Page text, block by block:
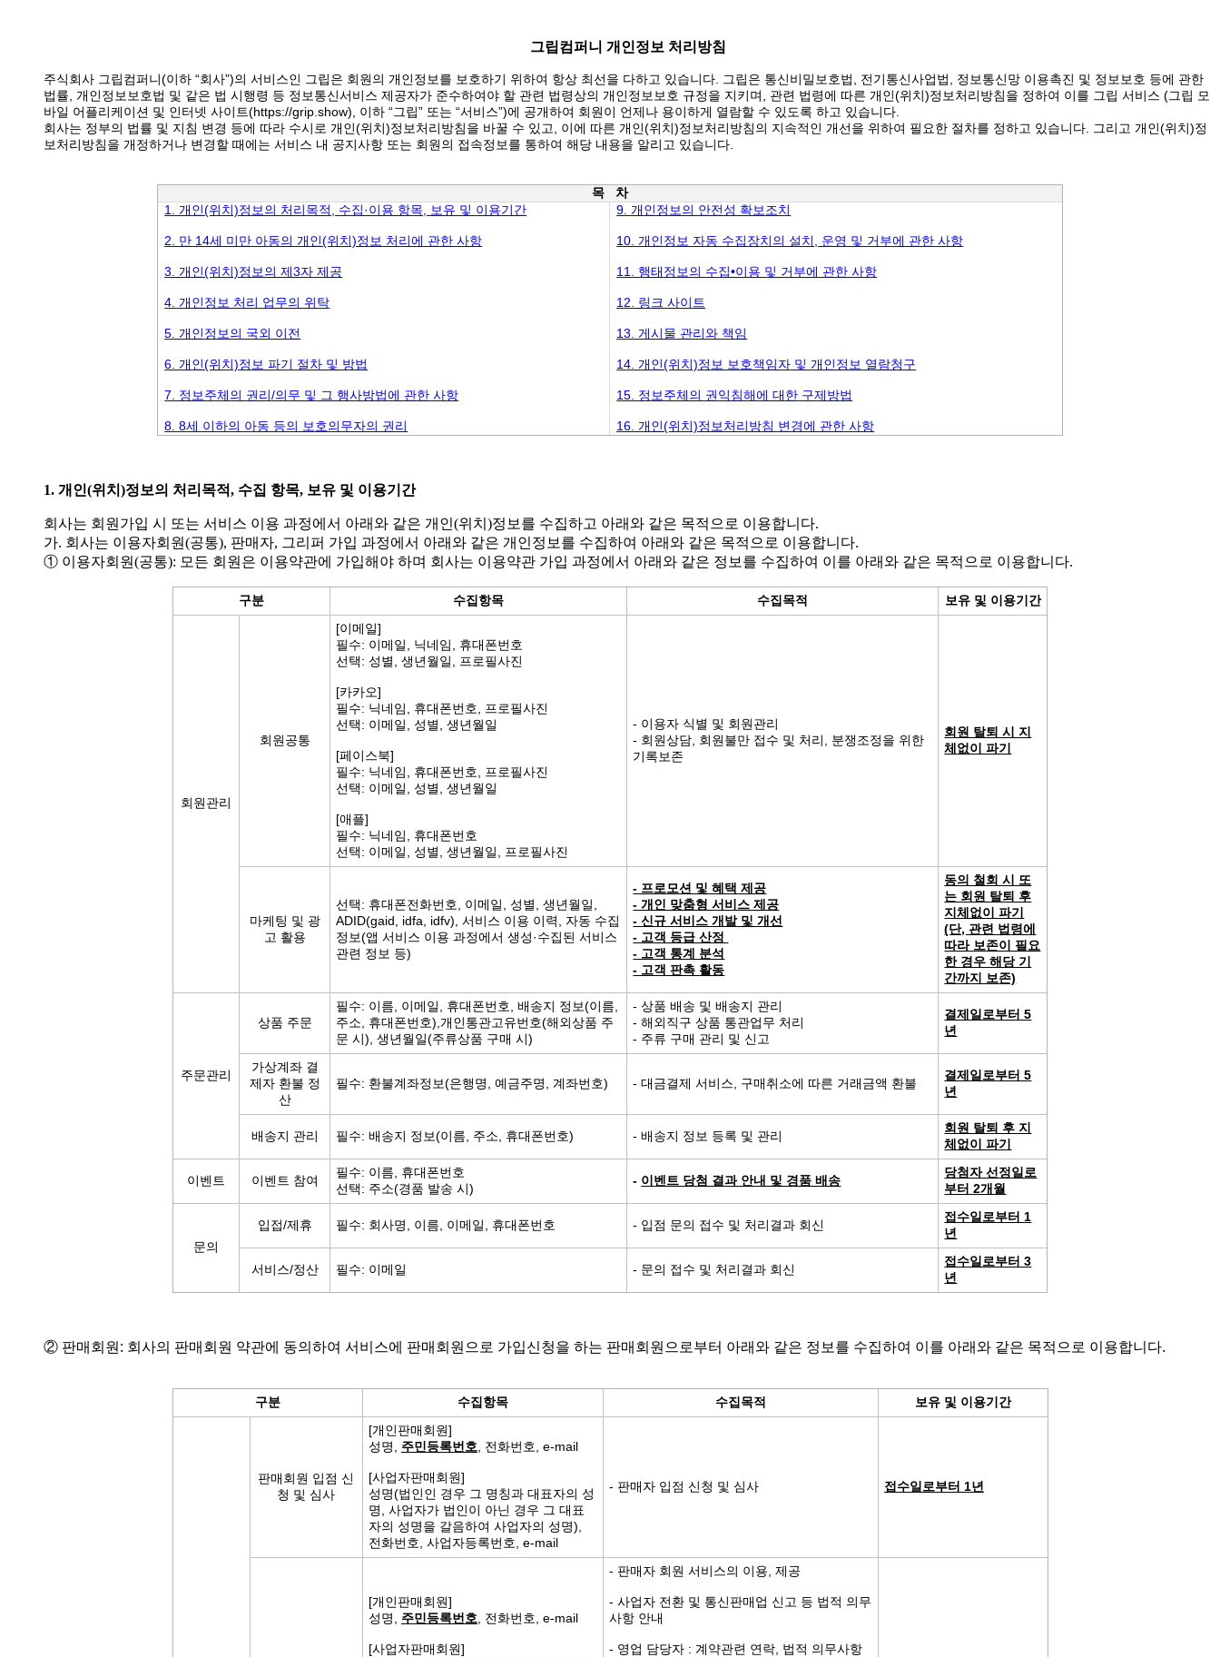
그립컴퍼니 개인정보 처리방침
주식회사 그립컴퍼니(이하 “회사”)의 서비스인 그립은 회원의 개인정보를 보호하기 위하여 항상 최선을 다하고 있습니다. 그립은 통신비밀보호법, 전기통신사업법, 정보통신망 이용촉진 및 정보보호 등에 관한
법률, 개인정보보호법 및 같은 법 시행령 등 정보통신서비스 제공자가 준수하여야 할 관련 법령상의 개인정보보호 규정을 지키며, 관련 법령에 따른 개인(위치)정보처리방침을 정하여 이를 그립 서비스 (그립 모
바일 어플리케이션 및 인터넷 사이트(https://grip.show), 이하 “그립” 또는 “서비스”)에 공개하여 회원이 언제나 용이하게 열람할 수 있도록 하고 있습니다.
회사는 정부의 법률 및 지침 변경 등에 따라 수시로 개인(위치)정보처리방침을 바꿀 수 있고, 이에 따른 개인(위치)정보처리방침의 지속적인 개선을 위하여 필요한 절차를 정하고 있습니다. 그리고 개인(위치)정
보처리방침을 개정하거나 변경할 때에는 서비스 내 공지사항 또는 회원의 접속정보를 통하여 해당 내용을 알리고 있습니다.
목 차
1. 개인(위치)정보의 처리목적, 수집·이용 항목, 보유 및 이용기간
2. 만 14세 미만 아동의 개인(위치)정보 처리에 관한 사항
3. 개인(위치)정보의 제3자 제공
4. 개인정보 처리 업무의 위탁
5. 개인정보의 국외 이전
6. 개인(위치)정보 파기 절차 및 방법
7. 정보주체의 권리/의무 및 그 행사방법에 관한 사항
8. 8세 이하의 아동 등의 보호의무자의 권리
9. 개인정보의 안전성 확보조치
10. 개인정보 자동 수집장치의 설치, 운영 및 거부에 관한 사항
11. 행태정보의 수집•이용 및 거부에 관한 사항
12. 링크 사이트
13. 게시물 관리와 책임
14. 개인(위치)정보 보호책임자 및 개인정보 열람청구
15. 정보주체의 권익침해에 대한 구제방법
16. 개인(위치)정보처리방침 변경에 관한 사항
1. 개인(위치)정보의 처리목적, 수집 항목, 보유 및 이용기간
회사는 회원가입 시 또는 서비스 이용 과정에서 아래와 같은 개인(위치)정보를 수집하고 아래와 같은 목적으로 이용합니다.
가. 회사는 이용자회원(공통), 판매자, 그리퍼 가입 과정에서 아래와 같은 개인정보를 수집하여 아래와 같은 목적으로 이용합니다.
① 이용자회원(공통): 모든 회원은 이용약관에 가입해야 하며 회사는 이용약관 가입 과정에서 아래와 같은 정보를 수집하여 이를 아래와 같은 목적으로 이용합니다.
구분 수집항목 수집목적 보유 및 이용기간
회원관리
회원공통
[이메일]
필수: 이메일, 닉네임, 휴대폰번호
선택: 성별, 생년월일, 프로필사진
[카카오]
필수: 닉네임, 휴대폰번호, 프로필사진
선택: 이메일, 성별, 생년월일
[페이스북]
필수: 닉네임, 휴대폰번호, 프로필사진
선택: 이메일, 성별, 생년월일
[애플]
필수: 닉네임, 휴대폰번호
선택: 이메일, 성별, 생년월일, 프로필사진
- 이용자 식별 및 회원관리
- 회원상담, 회원불만 접수 및 처리, 분쟁조정을 위한
기록보존
회원 탈퇴 시 지
체없이 파기
마케팅 및 광
고 활용
선택: 휴대폰전화번호, 이메일, 성별, 생년월일,
ADID(gaid, idfa, idfv), 서비스 이용 이력, 자동 수집
정보(앱 서비스 이용 과정에서 생성·수집된 서비스
관련 정보 등)
- 프로모션 및 혜택 제공
- 개인 맞춤형 서비스 제공
- 신규 서비스 개발 및 개선
- 고객 등급 산정
- 고객 통계 분석
- 고객 판촉 활동
동의 철회 시 또
는 회원 탈퇴 후
지체없이 파기
(단, 관련 법령에
따라 보존이 필요
한 경우 해당 기
간까지 보존)
주문관리
상품 주문
필수: 이름, 이메일, 휴대폰번호, 배송지 정보(이름,
주소, 휴대폰번호),개인통관고유번호(해외상품 주
문 시), 생년월일(주류상품 구매 시)
- 상품 배송 및 배송지 관리
- 해외직구 상품 통관업무 처리
- 주류 구매 관리 및 신고
결제일로부터 5
년
가상계좌 결
제자 환불 정
산
필수: 환불계좌정보(은행명, 예금주명, 계좌번호) - 대금결제 서비스, 구매취소에 따른 거래금액 환불
결제일로부터 5
년
배송지 관리 필수: 배송지 정보(이름, 주소, 휴대폰번호) - 배송지 정보 등록 및 관리
회원 탈퇴 후 지
체없이 파기
이벤트 이벤트 참여
필수: 이름, 휴대폰번호
선택: 주소(경품 발송 시)
- 이벤트 당첨 결과 안내 및 경품 배송
당첨자 선정일로
부터 2개월
문의
입접/제휴 필수: 회사명, 이름, 이메일, 휴대폰번호 - 입점 문의 접수 및 처리결과 회신
접수일로부터 1
년
서비스/정산 필수: 이메일 - 문의 접수 및 처리결과 회신
접수일로부터 3
년
② 판매회원: 회사의 판매회원 약관에 동의하여 서비스에 판매회원으로 가입신청을 하는 판매회원으로부터 아래와 같은 정보를 수집하여 이를 아래와 같은 목적으로 이용합니다.
구분 수집항목 수집목적 보유 및 이용기간
판매회원 입점 신
청 및 심사
[개인판매회원]
성명, 주민등록번호 , 전화번호, e-mail
[사업자판매회원]
성명(법인인 경우 그 명칭과 대표자의 성
명, 사업자가 법인이 아닌 경우 그 대표
자의 성명을 갈음하여 사업자의 성명),
전화번호, 사업자등록번호, e-mail
- 판매자 입점 신청 및 심사 접수일로부터 1년
[개인판매회원]
성명, 주민등록번호 , 전화번호, e-mail
[사업자판매회원]
- 판매자 회원 서비스의 이용, 제공
- 사업자 전환 및 통신판매업 신고 등 법적 의무
사항 안내
- 영업 담당자 : 계약관련 연락, 법적 의무사항